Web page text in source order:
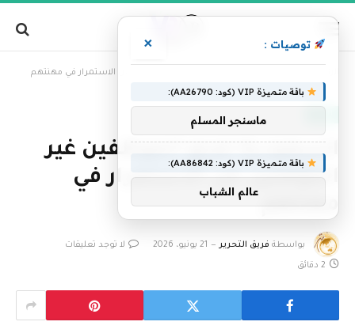
السعودية تمنع الموظفين غير المؤهلين من الاستمرار في مهنتهم
السعودية تمنع الموظفين غير
المؤهلين من الاستمرار في
مهنتهم
بواسطة فريق التحرير 21 يونيو، 2026 لا توجد تعليقات
2 دقائق
توصيات : ×
باقة متميزة VIP (كود: AA26790):
ماسنجر المسلم
باقة متميزة VIP (كود: AA86842):
عالم الشباب